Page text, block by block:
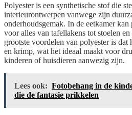
Polyester is een synthetische stof die
interieurontwerpen vanwege zijn
onderhoudsgemak. In de eetkamer
voor alles van tafellakens tot stoelen
grootste voordelen van polyester is dat
en krimp, wat het ideaal maakt voor
kinderen of huisdieren aanwezig zijn.
Lees ook: Fotobehang in de
die de fantasie prikkelen